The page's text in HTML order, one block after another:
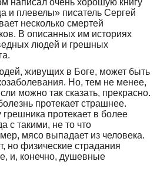
написал очень хорошую книгу
и плевелы» писатель Сергей
несколько смертей
В описанных им историях
людей и грешных
живущих в Боге, может быть
Но, тем не менее,
можно так сказать, прекрасно.
протекает страшнее.
протекает в более
с такими, не то что
мясо выпадает из человека.
но физические страдания
и, конечно, душевные